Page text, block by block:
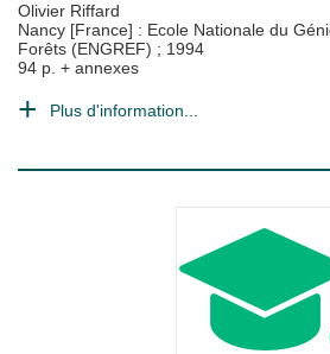
Olivier Riffard
Nancy [France] : Ecole Nationale du
Forêts (ENGREF) ; 1994
94 p. + annexes
Plus d'information...